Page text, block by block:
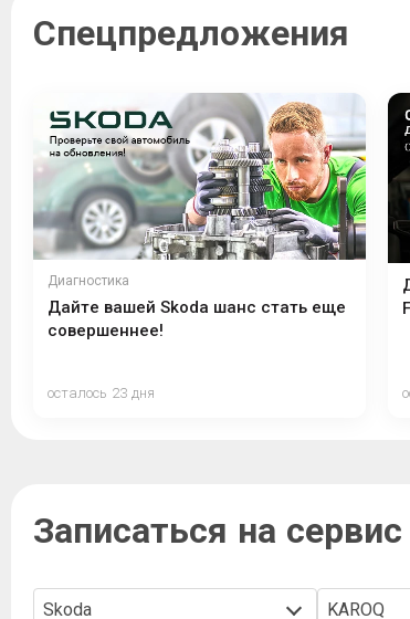
Спецпредложения
Диагностика
Дайте вашей Skoda шанс стать еще
совершеннее!
осталось 23 дня
Записаться на сервис
Skoda KAROQ